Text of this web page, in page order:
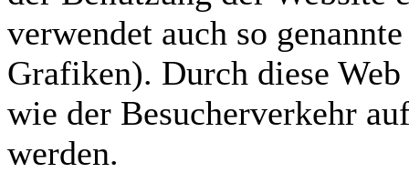
verwendet auch so
Grafiken). Durch diese
wie der Besucherverkehr
werden.